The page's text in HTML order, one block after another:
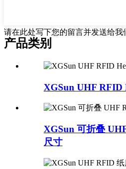
请在此处写下您的留言并发送给我
产品类别
XGSun UHF RFID
XGSun 可折叠
尺寸